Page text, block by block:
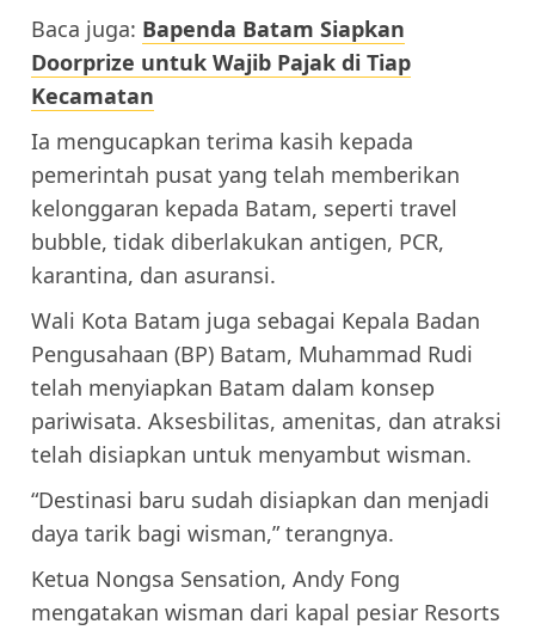
Baca juga: Bapenda Batam Siapkan
Doorprize untuk Wajib Pajak di Tiap
Kecamatan
Ia mengucapkan terima kasih kepada
pemerintah pusat yang telah memberikan
kelonggaran kepada Batam, seperti travel
bubble, tidak diberlakukan antigen, PCR,
karantina, dan asuransi.
Wali Kota Batam juga sebagai Kepala Badan
Pengusahaan (BP) Batam, Muhammad Rudi
telah menyiapkan Batam dalam konsep
pariwisata. Aksesbilitas, amenitas, dan atraksi
telah disiapkan untuk menyambut wisman.
“Destinasi baru sudah disiapkan dan menjadi
daya tarik bagi wisman,” terangnya.
Ketua Nongsa Sensation, Andy Fong
mengatakan wisman dari kapal pesiar Resorts